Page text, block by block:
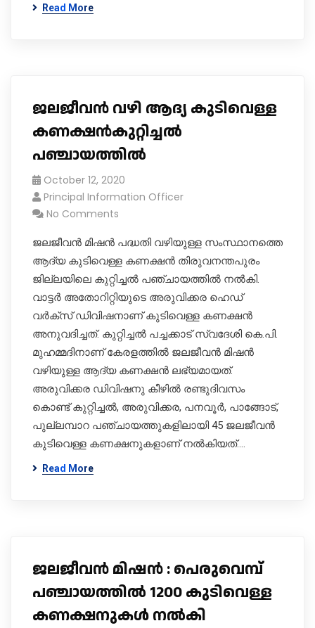
Read More
ജലജീവൻ വഴി ആദ്യ കുടിവെള്ള
കണക്ഷൻകുറ്റിച്ചൽ
പഞ്ചായത്തിൽ
October 12, 2020
Principal Information Officer
No Comments
ജലജീവൻ മിഷൻ പദ്ധതി വഴിയുള്ള സംസ്ഥാനത്തെ
ആദ്യ കുടിവെള്ള കണക്ഷൻ തിരുവനന്തപുരം
ജില്ലയിലെ കുറ്റിച്ചൽ പഞ്ചായത്തിൽ നൽകി.
വാട്ടർ അതോറിറ്റിയുടെ അരുവിക്കര ഹെഡ്
വർക്സ് ഡിവിഷനാണ് കുടിവെള്ള കണക്ഷൻ
അനുവദിച്ചത്. കുറ്റിച്ചൽ പച്ചക്കാട് സ്വദേശി കെ.പി.
മുഹമ്മദിനാണ് കേരളത്തിൽ ജലജീവൻ മിഷൻ
വഴിയുള്ള ആദ്യ കണക്ഷൻ ലഭ്യമായത്.
അരുവിക്കര ഡിവിഷനു കീഴിൽ രണ്ടുദിവസം
കൊണ്ട് കുറ്റിച്ചൽ, അരുവിക്കര, പനവൂർ, പാങ്ങോട്,
പുല്ലമ്പാറ പഞ്ചായത്തുകളിലായി 45 ജലജീവൻ
കുടിവെള്ള കണക്ഷനുകളാണ് നൽകിയത്.…
Read More
ജലജീവൻ മിഷൻ : പെരുവെമ്പ്
പഞ്ചായത്തിൽ 1200 കുടിവെള്ള
കണക്ഷനുകൾ നൽകി